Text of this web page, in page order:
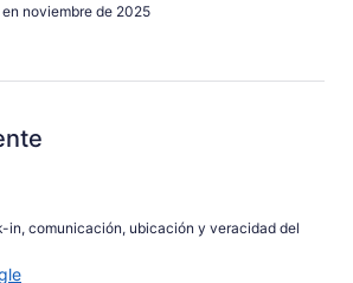
noviembre de 2025
in, comunicación, ubicación y veracidad del